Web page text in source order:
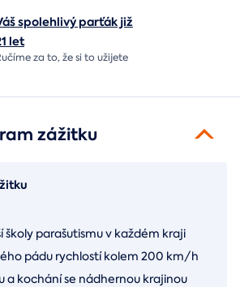
spolehlivý parťák již
let
za to,že si to užijete
zážitku
školy parašutismu v každém kraji
pádu rychlostí kolem 200 km/h
a kochání se nádhernou krajinou